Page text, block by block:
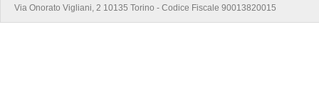
Via Onorato Vigliani, 2 10135 Torino - Codice Fiscale 90013820015